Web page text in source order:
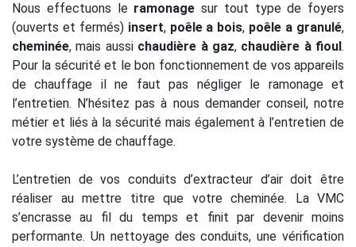
Nous effectuons le ramonage sur tout type de foyers
(ouverts et fermés) insert, poêle a bois, poêle a granulé,
cheminée, mais aussi chaudière à gaz, chaudière à fioul .
Pour la sécurité et le bon fonctionnement de vos appareils
de chauffage il ne faut pas négliger le ramonage et
l’entretien. N’hésitez pas à nous demander conseil, notre
métier et liés à la sécurité mais également à l’entretien de
votre système de chauffage.
L’entretien de vos conduits d’extracteur d’air doit être
réaliser au mettre titre que votre cheminée. La VMC
s’encrasse au fil du temps et finit par devenir moins
performante. Un nettoyage des conduits, une vérification